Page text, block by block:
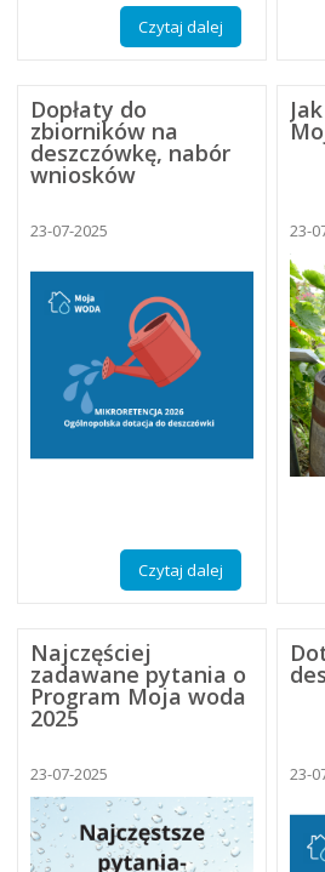
Czytaj dalej
Dopłaty do
zbiorników na
deszczówkę, nabór
wniosków
23-07-2025
Czytaj dalej
23-
Najczęściej
zadawane pytania o
Program Moja woda
2025
23-07-2025 23-